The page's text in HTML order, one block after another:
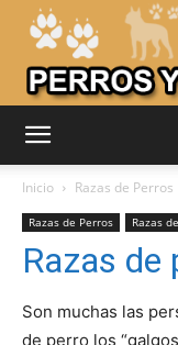
Inicio Razas de Perros
Razas de Perros Razas
Razas de
Son muchas las
de perro los